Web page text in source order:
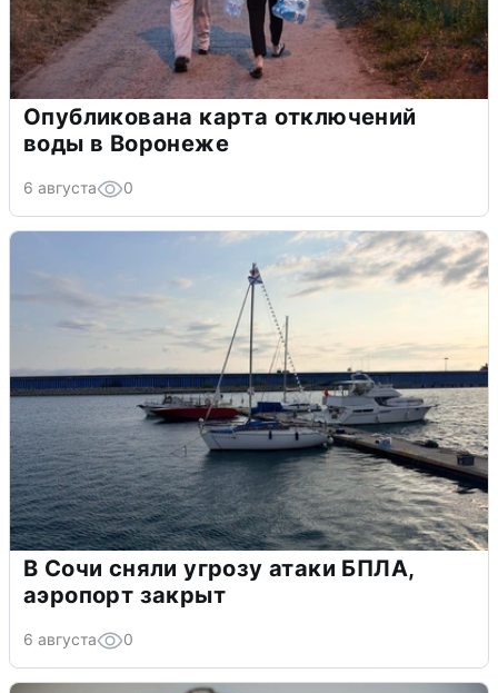
Опубликована карта отключений
воды в Воронеже
6 августа 0
В Сочи сняли угрозу атаки БПЛА,
аэропорт закрыт
6 августа 0